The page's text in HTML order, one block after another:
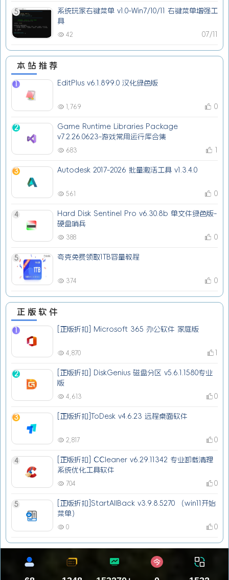
5
系统玩家右键菜单 v1.0-Win7/10/11 右键菜单增强工
具
07/11
42
本站推荐
1 EditPlus v6.1.899.0 汉化绿色版
1,769 0
2
Game Runtime Libraries Package
v7.2.26.0623-游戏常用运行库合集
683 1
3 Autodesk 2017-2026 批量激活工具 v1.3.4.0
561 0
4
Hard Disk Sentinel Pro v6.30.8b 单文件绿色版-
硬盘哨兵
388 0
5 夸克免费领取1TB容量教程
374 0
正版软件
1 [正版折扣] Microsoft 365 办公软件 家庭版
4,870 1
2
[正版折扣] DiskGenius 磁盘分区 v5.6.1.1580专业
版
4,613 0
3 [正版折扣]ToDesk v4.6.23 远程桌面软件
2,817 0
4
[正版折扣] CCleaner v6.29.11342 专业卸载清理
系统优化工具软件
704 0
5
[正版折扣]StartAllBack v3.9.8.5270 （win11开始
菜单）
0 0